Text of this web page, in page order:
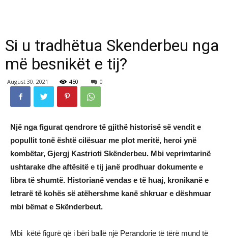
Si u tradhëtua Skenderbeu nga
më besnikët e tij?
August 30, 2021 450 0
Një nga figurat qendrore të gjithë historisë së vendit e
popullit tonë është cilësuar me plot meritë, heroi ynë
kombëtar, Gjergj Kastrioti Skënderbeu. Mbi veprimtarinë
ushtarake dhe aftësitë e tij janë prodhuar dokumente e
libra të shumtë. Historianë vendas e të huaj, kronikanë e
letrarë të kohës së atëhershme kanë shkruar e dëshmuar
mbi bëmat e Skënderbeut.
Mbi këtë figurë që i bëri ballë një Perandorie të tërë mund të